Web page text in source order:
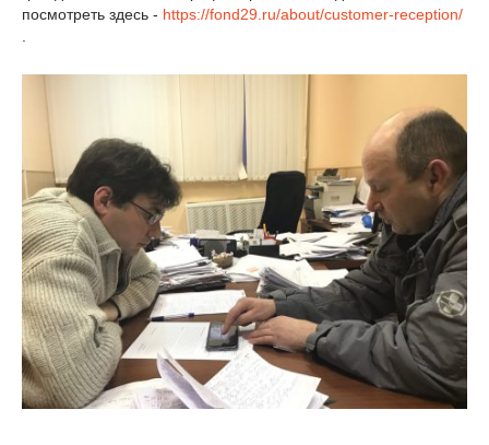
посмотреть здесь - https://fond29.ru/about/customer-reception/